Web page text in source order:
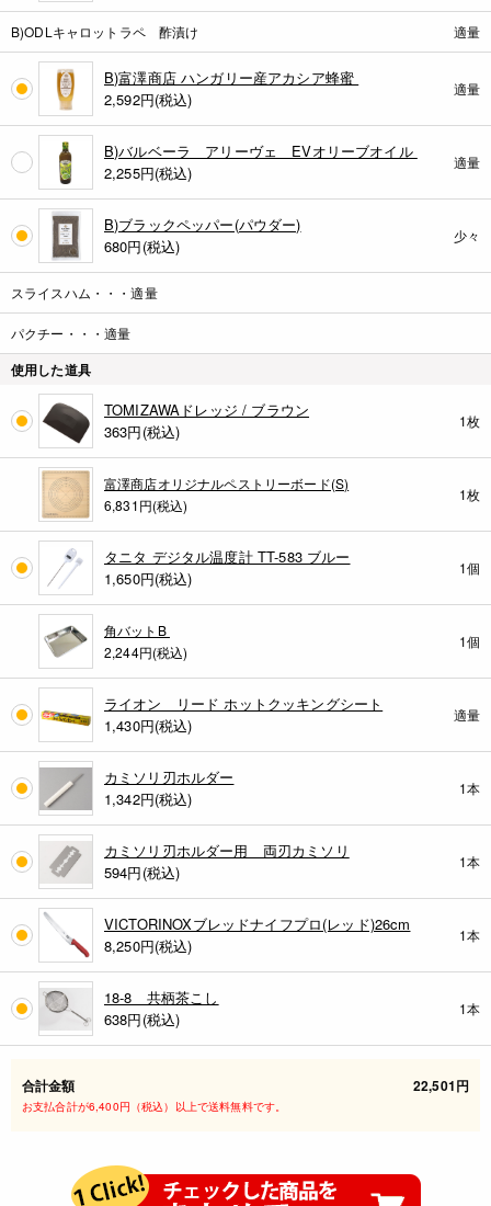
B)ODLキャロットラペ 酢漬け 適量
B)富澤商店 ハンガリー産アカシア蜂蜜
2,592円(税込)
適量
B)バルベーラ アリーヴェ EVオリーブオイル
2,255円(税込)
適量
B)ブラックペッパー(パウダー)
680円(税込)
少々
スライスハム・・・適量
パクチー・・・適量
使用した道具
TOMIZAWAドレッジ / ブラウン
363円(税込)
1枚
富澤商店オリジナルペストリーボード(S)
6,831円(税込)
1枚
タニタ デジタル温度計 TT-583 ブルー
1,650円(税込)
1個
角バットB
2,244円(税込)
1個
ライオン リード ホットクッキングシート
1,430円(税込)
適量
カミソリ刃ホルダー
1,342円(税込)
1本
カミソリ刃ホルダー用 両刃カミソリ
594円(税込)
1本
VICTORINOXブレッドナイフプロ(レッド)26cm
8,250円(税込)
1本
18-8 共柄茶こし
638円(税込)
1本
合計金額 22,501円
お支払合計が6,400円（税込）以上で送料無料です。